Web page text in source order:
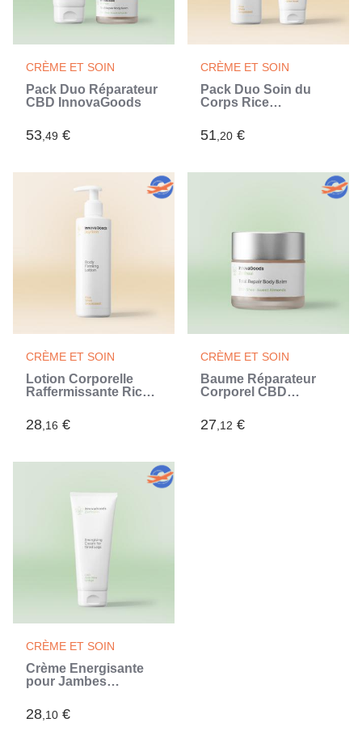
CRÈME ET SOIN
Pack Duo Réparateur
CBD InnovaGoods
53,49 €
CRÈME ET SOIN
Pack Duo Soin du
Corps Rice
51,20 €
CRÈME ET SOIN
Lotion Corporelle
Raffermissante Rice
250 ml
28,16 €
CRÈME ET SOIN
Baume Réparateur
Corporel CBD
50 ml
27,12 €
CRÈME ET SOIN
Crème Énergisante
pour Jambes
Zencalm
InnovaGoods 200 ml
28,10 €